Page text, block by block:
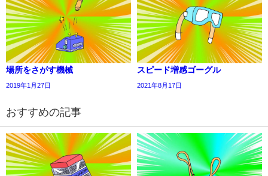
場所をさがす機械
2019年1月27日
スピード増感ゴーグル
2021年8月17日
おすすめの記事